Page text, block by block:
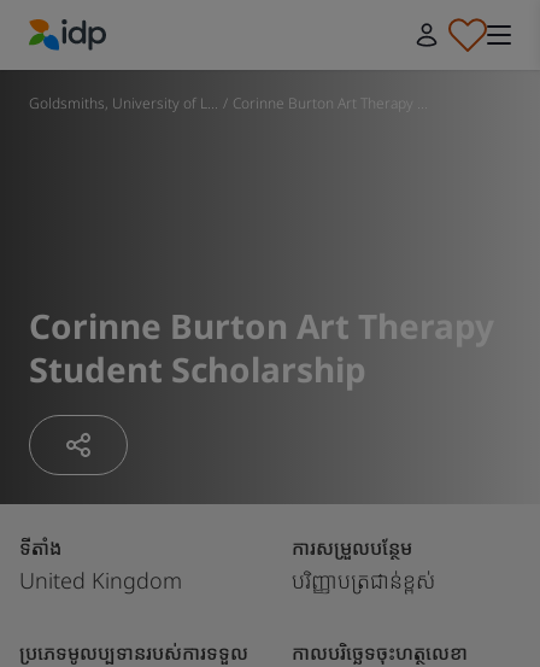
IDP Education
Goldsmiths, University of L... / Corinne Burton Art Therapy ...
Corinne Burton Art Therapy
Student Scholarship
ទីតាំង
United Kingdom
ការសម្រួលបន្ថែម
បរិញ្ញាបត្រជាន់ខ្ពស់
ប្រភេទមូលប្បទានរបស់ការទទួល
កាលបរិច្ឆេទចុះហត្ថលេខា